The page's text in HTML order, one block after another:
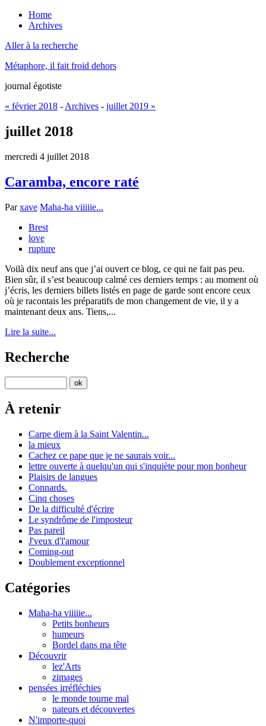
Home
Archives
Aller à la recherche
Métaphore, il fait froid dehors
journal égotiste
« février 2018 - Archives - juillet 2019 »
juillet 2018
mercredi 4 juillet 2018
Caramba, encore raté
Parxave Maha-ha viiiiie...
Brest
love
rupture
Voilà dix neuf ans que j’ai ouvert ce blog, ce qui ne fait pas peu.
Bien sûr, il s’est beaucoup calmé ces derniers temps : au moment où
j’écris, les derniers billets listés en page de garde sont encore ceux
où je racontais les préparatifs de mon changement de vie, il y a
maintenant deux ans. Tiens,...
Lire la suite...
Recherche
À retenir
Carpe diem à la Saint Valentin...
la mieux
Cachez ce pape que je ne saurais voir...
lettre ouverte à quelqu'un qui s'inquiète pour mon bonheur
Plaisirs de langues
Connards.
Cinq choses
De la difficulté d'écrire
Le syndrôme de l'imposteur
Pas pareil
J'veux d'l'amour
Coming-out
Doublement exceptionnel
Catégories
Maha-ha viiiiie...
Petits bonheurs
humeurs
Bordel dans ma tête
Découvrir
lez'Arts
zimages
pensées irréfléchies
le monde tourne mal
nateurs et découvertes
N'importe-quoi